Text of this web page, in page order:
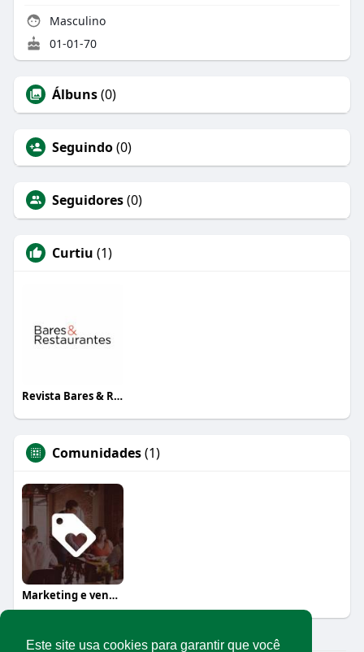
Este site usa cookies para garantir que você
Masculino
01-01-70
Álbuns(0)
Seguindo(0)
Seguidores(0)
Curtiu (1)
Revista Bares & Restaurantes
Comunidades(1)
Marketing e vendas